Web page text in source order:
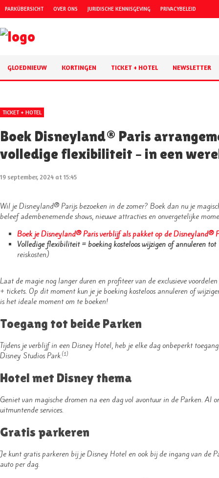
PARKÜBERSICHT OVER ONS JURIDISCHE KENNISGEVING PRIVACYBELEID
GLOEDNIEUW KORTINGEN TICKET + HOTEL NEWSLETTER
TICKET + HOTEL
Boek Disneyland® Paris
volledige flexibiliteit – in een
19 september, 2024 at 15:45
Wil je Disneyland® Parijs bezoeken in de zomer? Boek dan nu je
beleef adembenemende shows, nieuwe attracties en onvergetelijke
Boek je Disneyland® Paris verblijf als pakket op de Disneyland®
Volledige flexibiliteit = boeking kosteloos wijzigen of annuleren tot
reiskosten)
Laat de magie nog langer duren en profiteer van de exclusieve
+ tickets. Op dit moment kun je je boeking kosteloos annuleren of
is het ideale moment om te boeken!
Toegang tot beide Parken
Tijdens je verblijf in een Disney Hotel, heb je elke dag onbeperkt
Disney Studios Park.(1)
Hotel met Disney thema
Geniet van magische dromen na een dag vol avontuur in de Parken. Al
uitmuntende services.
Gratis parkeren
Je kunt gratis parkeren bij je Disney Hotel en ook bij de ingang van de
auto per dag.